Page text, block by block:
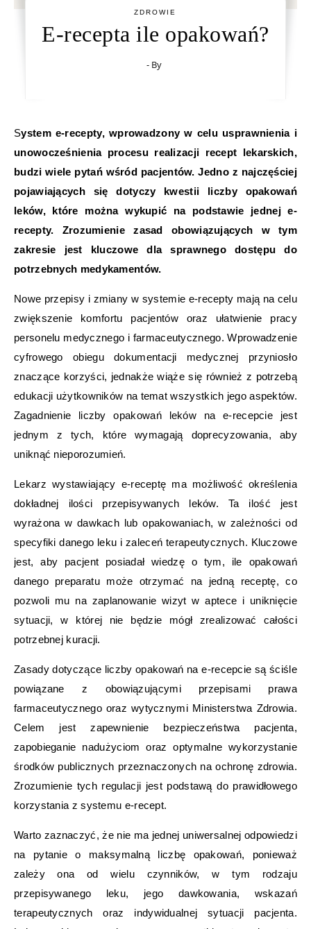
ZDROWIE
E-recepta ile opakowań?
- By
System e-recepty, wprowadzony w celu usprawnienia i
unowocześnienia procesu realizacji recept lekarskich,
budzi wiele pytań wśród pacjentów. Jedno z najczęściej
pojawiających się dotyczy kwestii liczby opakowań
leków, które można wykupić na podstawie jednej e-
recepty. Zrozumienie zasad obowiązujących w tym
zakresie jest kluczowe dla sprawnego dostępu do
potrzebnych medykamentów.
Nowe przepisy i zmiany w systemie e-recepty mają na celu
zwiększenie komfortu pacjentów oraz ułatwienie pracy
personelu medycznego i farmaceutycznego. Wprowadzenie
cyfrowego obiegu dokumentacji medycznej przyniosło
znaczące korzyści, jednakże wiąże się również z potrzebą
edukacji użytkowników na temat wszystkich jego aspektów.
Zagadnienie liczby opakowań leków na e-recepcie jest
jednym z tych, które wymagają doprecyzowania, aby
uniknąć nieporozumień.
Lekarz wystawiający e-receptę ma możliwość określenia
dokładnej ilości przepisywanych leków. Ta ilość jest
wyrażona w dawkach lub opakowaniach, w zależności od
specyfiki danego leku i zaleceń terapeutycznych. Kluczowe
jest, aby pacjent posiadał wiedzę o tym, ile opakowań
danego preparatu może otrzymać na jedną receptę, co
pozwoli mu na zaplanowanie wizyt w aptece i uniknięcie
sytuacji, w której nie będzie mógł zrealizować całości
potrzebnej kuracji.
Zasady dotyczące liczby opakowań na e-recepcie są ściśle
powiązane z obowiązującymi przepisami prawa
farmaceutycznego oraz wytycznymi Ministerstwa Zdrowia.
Celem jest zapewnienie bezpieczeństwa pacjenta,
zapobieganie nadużyciom oraz optymalne wykorzystanie
środków publicznych przeznaczonych na ochronę zdrowia.
Zrozumienie tych regulacji jest podstawą do prawidłowego
korzystania z systemu e-recept.
Warto zaznaczyć, że nie ma jednej uniwersalnej odpowiedzi
na pytanie o maksymalną liczbę opakowań, ponieważ
zależy ona od wielu czynników, w tym rodzaju
przepisywanego leku, jego dawkowania, wskazań
terapeutycznych oraz indywidualnej sytuacji pacjenta.